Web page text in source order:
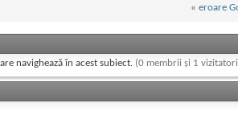
« eroare
navighează în acest subiect. (0 membrii și 1